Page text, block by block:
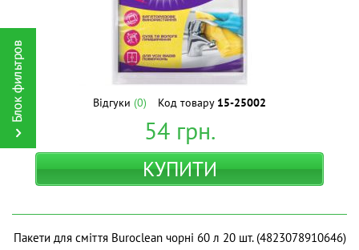
Відгуки (0) Код товару 15-25002
54грн.
КУПИТИ
Пакети для сміття Buroclean чорні 60 л 20 шт. (4823078910646)